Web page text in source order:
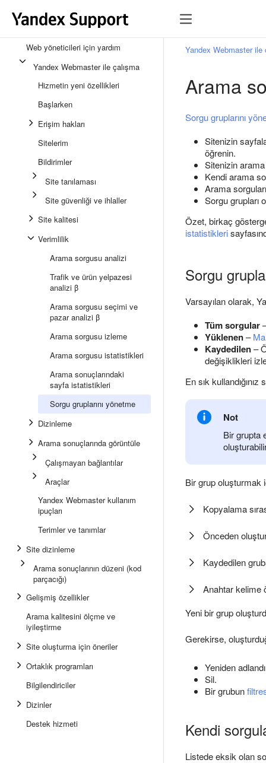
Web yöneticileri için yardım
Yandex Webmaster ile çalışma
Hizmetin yeni özellikleri
Başlarken
Erişim hakları
Sitelerim
Bildirimler
Site tanılaması
Site güvenliği ve ihlaller
Site kalitesi
Verimlilik
Arama sorgusu analizi
Trafik ve ürün yelpazesi
analizi β
Arama sorgusu seçimi ve
pazar analizi β
Arama sorgusu izleme
Arama sorgusu istatistikleri
Arama sonuçlarındaki
sayfa istatistikleri
Sorgu gruplarını yönetme
Dizinleme
Arama sonuçlarında görüntüle
Çalışmayan bağlantılar
Araçlar
Yandex Webmaster kullanım
ipuçları
Terimler ve tanımlar
Site dizinleme
Arama sonuçlarının düzeni (kod
parçacığı)
Gelişmiş özellikler
Arama kalitesini ölçme ve
iyileştirme
Site oluşturma için öneriler
Ortaklık programları
Bilgilendiriciler
Dizinler
Destek hizmeti
Yandex Webmaster ile
Arama
Sorgu gruplarını
Sitenizin
öğrenin.
Sitenizin
Kendi arama
Arama
Sorgu grupları
Özet, birkaç
istatistikleri
Sorgu
Varsayılan olarak,
Tüm sorgular
Yüklenen–
Kaydedilen–
değişiklikleri
En sık
Not
Bir grupta
Bir grup oluşturmak
Kopyalama
Önceden
Kaydedilen
Anahtar kelime
Yeni bir grup
Gerekirse,
Yeniden
Sil.
Bir grubun
Kendi
Listede eksik olan